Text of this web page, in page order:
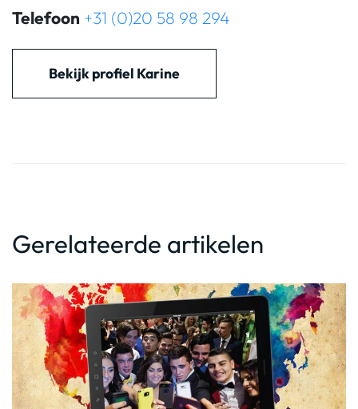
Telefoon +31 (0)20 58 98 294
Bekijk profiel Karine
Gerelateerde artikelen